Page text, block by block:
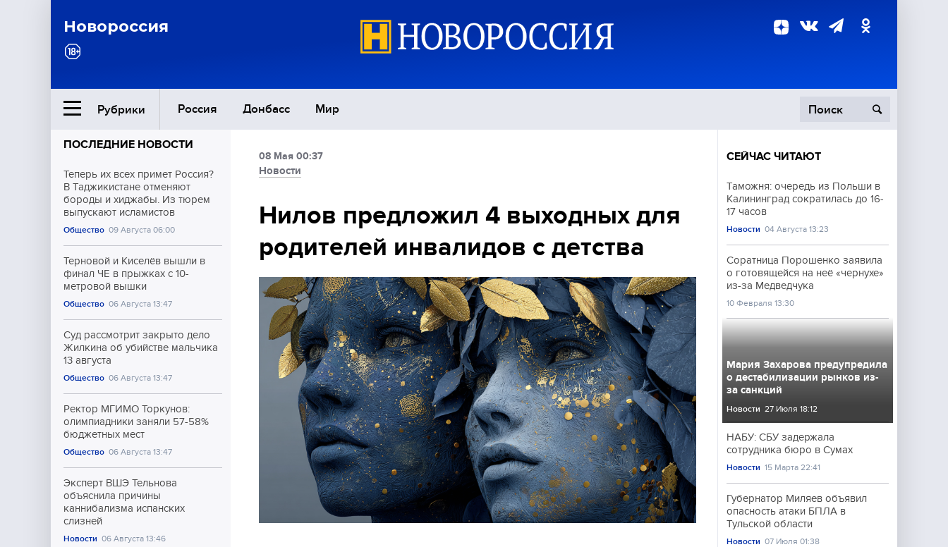
Новороссия
Рубрики Россия Донбасс Мир
Ближний Восток
Общество
Экономика
Происшествия
Культура
Спорт
ПОСЛЕДНИЕ НОВОСТИ
Теперь их всех примет Россия?
В Таджикистане отменяют
бороды и хиджабы. Из тюрем
выпускают исламистов
Общество 09 Августа 06:00
Терновой и Киселёв вышли в
финал ЧЕ в прыжках с 10-
метровой вышки
Общество 06 Августа 13:47
Суд рассмотрит закрыто дело
Жилкина об убийстве мальчика
13 августа
Общество 06 Августа 13:47
Ректор МГИМО Торкунов:
олимпиадники заняли 57-58%
бюджетных мест
Общество 06 Августа 13:47
Эксперт ВШЭ Тельнова
объяснила причины
каннибализма испанских
слизней
Новости 06 Августа 13:46
08 Мая 00:37
Новости
Нилов предложил 4 выходных для
родителей инвалидов с детства
СЕЙЧАС ЧИТАЮТ
Таможня: очередь из Польши в
Калининград сократилась до 16-
17 часов
Новости 04 Августа 13:23
Соратница Порошенко заявила
о готовящейся на неё «чернухе»
из-за Медведчука
10 Февраля 13:30
Мария Захарова предупредила
о дестабилизации рынков из-
за санкций
Новости 27 Июля 18:12
НАБУ: СБУ задержала
сотрудника бюро в Сумах
Новости 15 Марта 22:41
Губернатор Миляев объявил
опасность атаки БПЛА в
Тульской области
Новости 07 Июля 01:38